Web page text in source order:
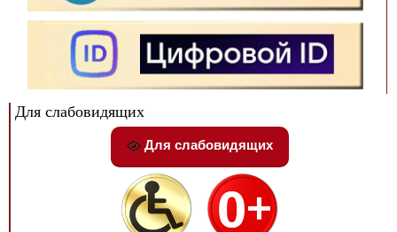
Для слабовидящих
Для слабовидящих